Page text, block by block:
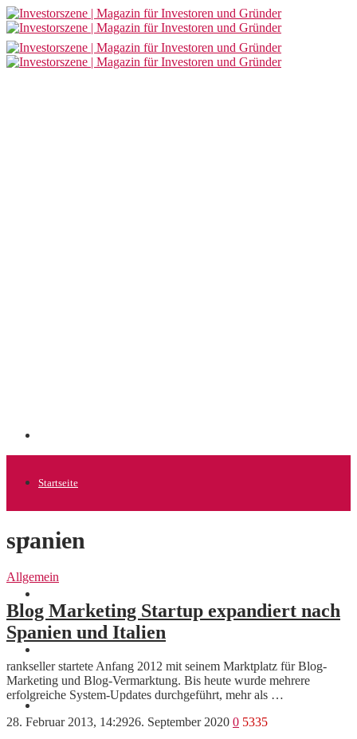
Startseite
Allgemein
spanien
Allgemein
Blog Marketing Startup expandiert nach
Spanien und Italien
rankseller startete Anfang 2012 mit seinem Marktplatz für Blog-
Marketing und Blog-Vermarktung. Bis heute wurde mehrere
erfolgreiche System-Updates durchgeführt, mehr als …
28. Februar 2013, 14:2926. September 2020 0 5335